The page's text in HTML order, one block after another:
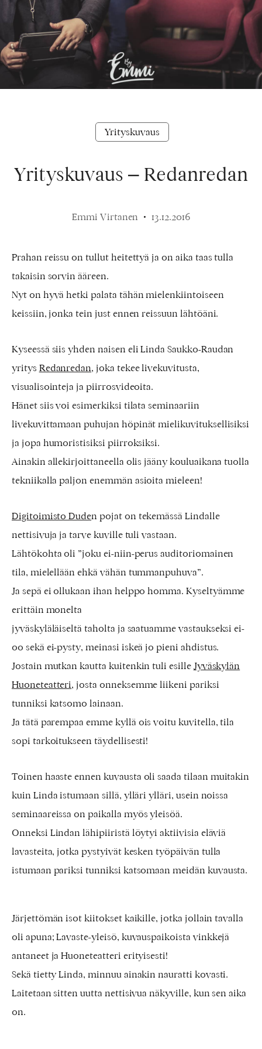
Yrityskuvaus
Yrityskuvaus – Redanredan
Emmi Virtanen 13.12.2016
Prahan reissu on tullut heitettyä ja on aika taas tulla
takaisin sorvin ääreen.
Nyt on hyvä hetki palata tähän mielenkiintoiseen
keissiin, jonka tein just ennen reissuun lähtöäni.
Kyseessä siis yhden naisen eli Linda Saukko-Raudan
yritys Redanredan, joka tekee livekuvitusta,
visualisointeja ja piirrosvideoita.
Hänet siis voi esimerkiksi tilata seminaariin
livekuvittamaan puhujan höpinät mielikuvituksellisiksi
ja jopa humoristisiksi piirroksiksi.
Ainakin allekirjoittaneella olis jääny kouluaikana tuolla
tekniikalla paljon enemmän asioita mieleen!
Digitoimisto Duden pojat on tekemässä Lindalle
nettisivuja ja tarve kuville tuli vastaan.
Lähtökohta oli ”joku ei-niin-perus auditoriomainen
tila, mielellään ehkä vähän tummanpuhuva”.
Ja sepä ei ollukaan ihan helppo homma. Kyseltyämme
erittäin monelta
jyväskyläläiseltä taholta ja saatuamme vastaukseksi ei-
oo sekä ei-pysty, meinasi iskeä jo pieni ahdistus.
Jostain mutkan kautta kuitenkin tuli esilleJyväskylän
Huoneteatteri, josta onneksemme liikeni pariksi
tunniksi katsomo lainaan.
Ja tätä parempaa emme kyllä ois voitu kuvitella, tila
sopi tarkoitukseen täydellisesti!
Toinen haaste ennen kuvausta oli saada tilaan muitakin
kuin Linda istumaan sillä, ylläri ylläri, usein noissa
seminaareissa on paikalla myös yleisöä.
Onneksi Lindan lähipiiristä löytyi aktiivisia eläviä
lavasteita, jotka pystyivät kesken työpäivän tulla
istumaan pariksi tunniksi katsomaan meidän kuvausta.
Järjettömän isot kiitokset kaikille, jotka jollain tavalla
oli apuna; Lavaste-yleisö, kuvauspaikoista vinkkejä
antaneet ja Huoneteatteri erityisesti!
Sekä tietty Linda, minnuu ainakin nauratti kovasti.
Laitetaan sitten uutta nettisivua näkyville, kun sen aika
on.